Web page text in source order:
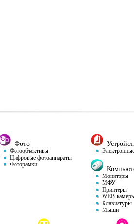
Фото
Фотообъективы
Цифровые фотоаппараты
Фоторамки
Мониторы
МФУ
Принтеры
WEB-
Клавиатуры
Мыши